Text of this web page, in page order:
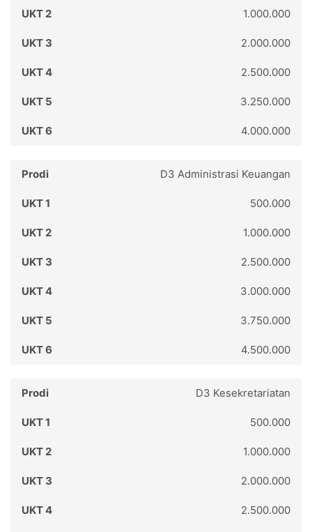
1.000.000
2.000.000
2.500.000
3.250.000
4.000.000
D3 Administrasi Keuangan
500.000
1.000.000
2.500.000
3.000.000
3.750.000
4.500.000
D3 Kesekretariatan
500.000
1.000.000
2.000.000
2.500.000